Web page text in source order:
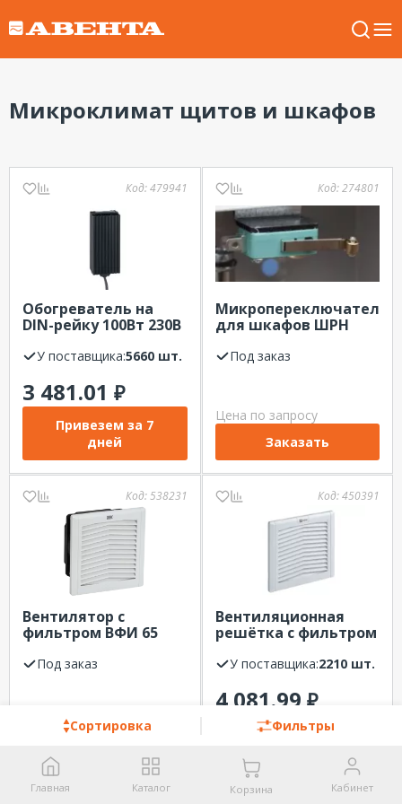
Микроклимат щитов и шкафов
Сортировка Фильтры
Код:479941
Обогреватель на
DIN-рейку 100Вт 230В
У поставщика: 5660 шт.
3 481.01 ₽
Привезем за 7
дней
Код:274801
Микропереключатель
для шкафов ШРН
Под заказ
Цена по запросу
Заказать
Код:538231
Вентилятор с
фильтром ВФИ 65
Под заказ
4 038.34₽
Код:450391
Вентиляционная
решётка с фильтром
PROxima
У поставщика: 2210 шт.
4 081.99 ₽
Привезем за 7
Главная Каталог Корзина Кабинет